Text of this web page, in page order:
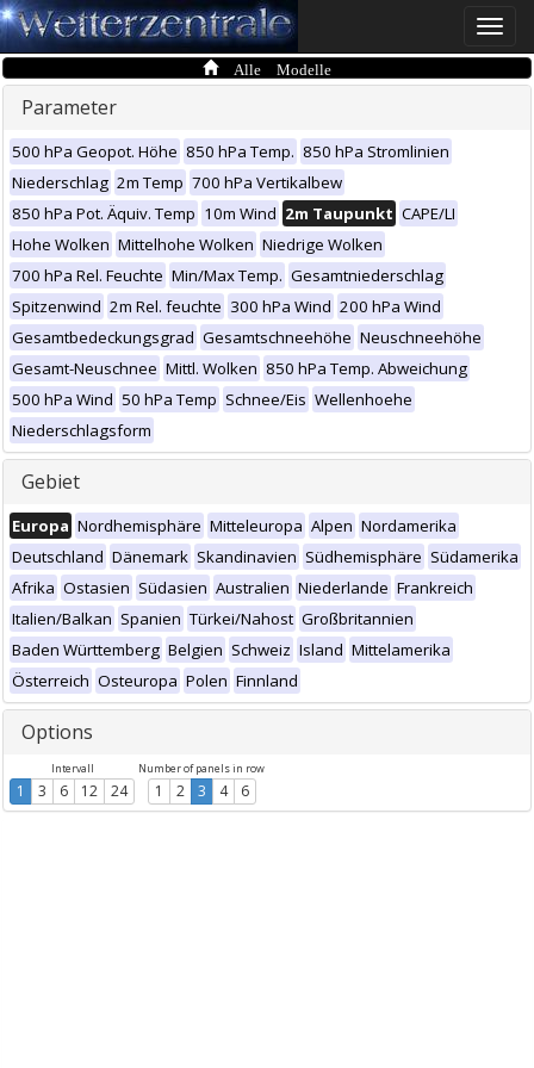
Toggle
Alle Modelle
Parameter
500 hPa Geopot. Höhe 850 hPa Temp. 850 hPa Stromlinien
Niederschlag 2m Temp 700 hPa Vertikalbew
850 hPa Pot. Äquiv. Temp 10m Wind 2m Taupunkt CAPE/LI
Hohe Wolken Mittelhohe Wolken Niedrige Wolken
700 hPa Rel. Feuchte Min/Max Temp. Gesamtniederschlag
Spitzenwind 2m Rel. feuchte 300 hPa Wind 200 hPa Wind
Gesamtbedeckungsgrad Gesamtschneehöhe Neuschneehöhe
Gesamt-Neuschnee Mittl. Wolken 850 hPa Temp. Abweichung
500 hPa Wind 50 hPa Temp Schnee/Eis Wellenhoehe
Niederschlagsform
Gebiet
Europa Nordhemisphäre Mitteleuropa Alpen Nordamerika
Deutschland Dänemark Skandinavien Südhemisphäre Südamerika
Afrika Ostasien Südasien Australien Niederlande Frankreich
Italien/Balkan Spanien Türkei/Nahost Großbritannien
Baden Württemberg Belgien Schweiz Island Mittelamerika
Österreich Osteuropa Polen Finnland
Options
Intervall
1 3 6 12 24
Number of panels in row
1 2 3 4 6